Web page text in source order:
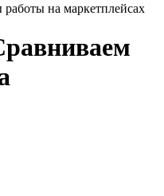
на маркетплейсах